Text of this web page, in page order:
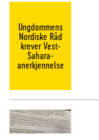
Ungdommens
Nordiske Råd
krever Vest-
Sahara-
anerkjennelse